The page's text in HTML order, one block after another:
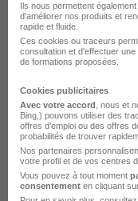
Responsable
Génie
Guadeloupe - 971
Voir l’offre
Responsable
Ils nous permettent
d'améliorer nos produits et
rapide et fluide.
Ces cookies ou traceurs
consultation et d'effectuer
de formations proposées.
Cookies publicitaires
Avec votre accord , nous et
Bing,) pouvons utiliser des
offres d’emploi ou des offres
probabilités de trouver
Nos partenaires
votre profil et de vos centres
Vous pouvez à tout moment
consentement en cliquant